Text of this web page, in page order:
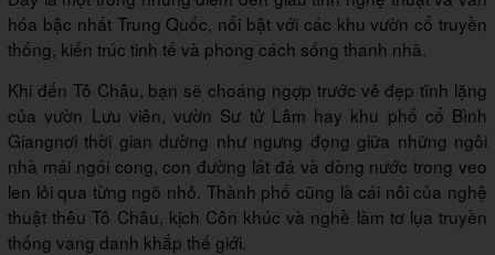
hóa bậc nhất Trung Quốc, nổi bật với các khu vườn cổ truyền
thống, kiến trúc tinh tế và phong cách sống thanh nhã.
Khi đến Tô Châu, bạn sẽ choáng ngợp trước vẻ đẹp tĩnh lặng
của vườn Lưu viên, vườn Sư tử Lâm hay khu phố cổ Bình
Giangnơi thời gian dường như ngưng đọng giữa những ngôi
nhà mái ngói cong, con đường lát đá và dòng nước trong veo
len lỏi qua từng ngõ nhỏ. Thành phố cũng là cái nôi của nghệ
thuật thêu Tô Châu, kịch Côn khúc và nghề làm tơ lụa truyền
thống vang danh khắp thế giới.